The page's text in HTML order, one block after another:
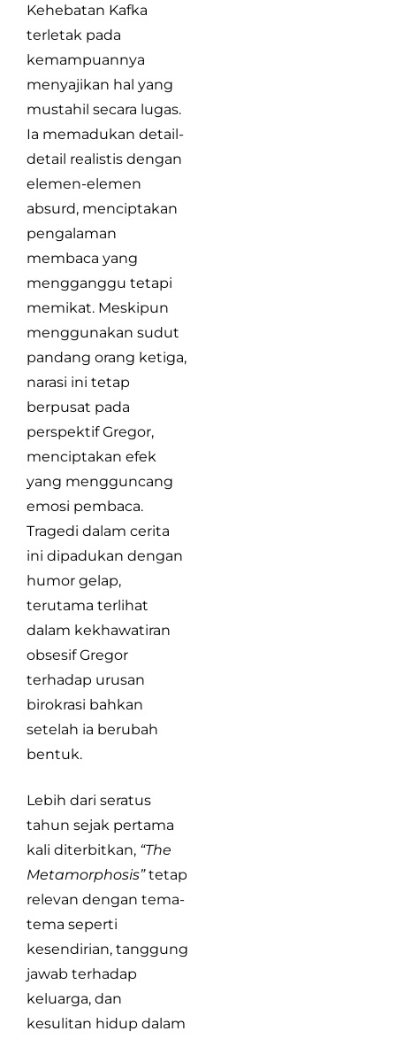
Kehebatan Kafka
terletak pada
kemampuannya
menyajikan hal yang
mustahil secara lugas.
Ia memadukan detail-
detail realistis dengan
elemen-elemen
absurd, menciptakan
pengalaman
membaca yang
mengganggu tetapi
memikat. Meskipun
menggunakan sudut
pandang orang ketiga,
narasi ini tetap
berpusat pada
perspektif Gregor,
menciptakan efek
yang mengguncang
emosi pembaca.
Tragedi dalam cerita
ini dipadukan dengan
humor gelap,
terutama terlihat
dalam kekhawatiran
obsesif Gregor
terhadap urusan
birokrasi bahkan
setelah ia berubah
bentuk.
Lebih dari seratus
tahun sejak pertama
kali diterbitkan, “The
Metamorphosis”tetap
relevan dengan tema-
tema seperti
kesendirian, tanggung
jawab terhadap
keluarga, dan
kesulitan hidup dalam